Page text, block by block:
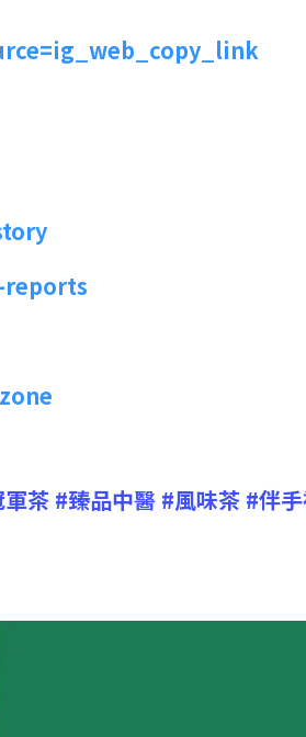
reports
茶 #臻品中醫 #風味茶 #伴